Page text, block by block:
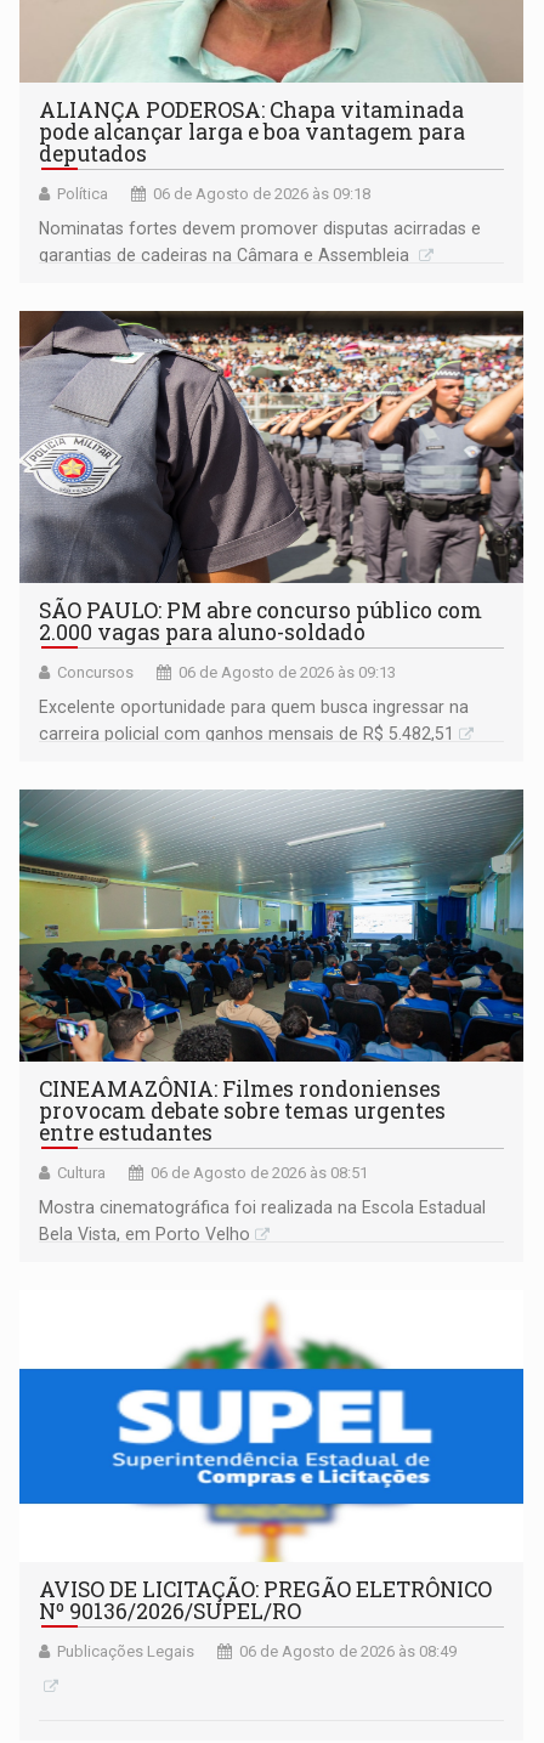
ALIANÇA PODEROSA: Chapa vitaminada
pode alcançar larga e boa vantagem para
deputados
Política 06 de Agosto de 2026 às 09:18
Nominatas fortes devem promover disputas acirradas e
garantias de cadeiras na Câmara e Assembleia
SÃO PAULO: PM abre concurso público com
2.000 vagas para aluno-soldado
Concursos 06 de Agosto de 2026 às 09:13
Excelente oportunidade para quem busca ingressar na
carreira policial com ganhos mensais de R$ 5.482,51
CINEAMAZÔNIA: Filmes rondonienses
provocam debate sobre temas urgentes
entre estudantes
Cultura 06 de Agosto de 2026 às 08:51
Mostra cinematográfica foi realizada na Escola Estadual
Bela Vista, em Porto Velho
AVISO DE LICITAÇÃO: PREGÃO ELETRÔNICO
Nº 90136/2026/SUPEL/RO
Publicações Legais 06 de Agosto de 2026 às 08:49